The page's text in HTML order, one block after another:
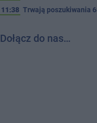
11:38 Trwają poszukiwania
Dołącz do nas…